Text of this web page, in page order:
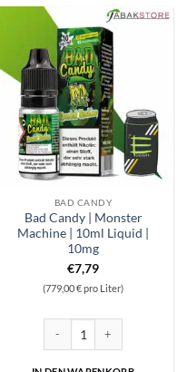
BAD CANDY
Bad Candy | Monster
Machine | 10ml Liquid |
10mg
€7,79
(779,00 € pro Liter)